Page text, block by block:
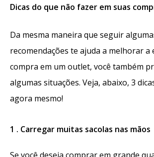
Dicas do que não fazer em suas
Da mesma maneira que seguir
recomendações te ajuda a melhorar a
compra em um outlet, você também
algumas situações. Veja, abaixo, 3
agora mesmo!
1 . Carregar muitas sacolas nas mãos